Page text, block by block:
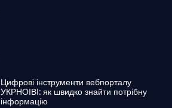
Цифрові інструменти вебпорталу
УКРНОІВІ: як швидко знайти потрібну
інформацію